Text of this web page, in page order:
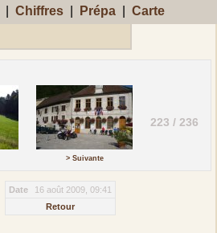
Chiffres Prépa Carte
> Suivante
223 / 236
Date
16 août 2009, 09:41
Retour